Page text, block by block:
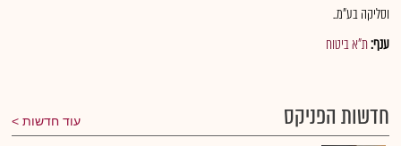
וסליקה בע"מ..
ענף:ת"א ביטוח
חדשות הפניקס עוד חדשות